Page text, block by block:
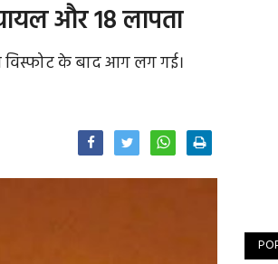
और 18 लापता
विस्फोट के बाद आग लग गई।